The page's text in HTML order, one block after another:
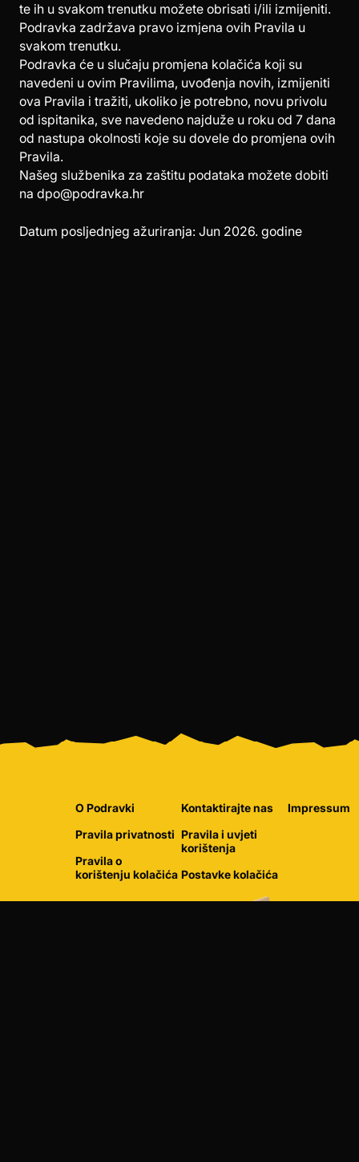
te ih u svakom trenutku možete obrisati i/ili izmijeniti.
Podravka zadržava pravo izmjena ovih Pravila u
svakom trenutku.
Podravka će u slučaju promjena kolačića koji su
navedeni u ovim Pravilima, uvođenja novih, izmijeniti
ova Pravila i tražiti, ukoliko je potrebno, novu privolu
od ispitanika, sve navedeno najduže u roku od 7 dana
od nastupa okolnosti koje su dovele do promjena ovih
Pravila.
Našeg službenika za zaštitu podataka možete dobiti
na dpo@podravka.hr
Datum posljednjeg ažuriranja: Jun 2026. godine
O Podravki
Pravila privatnosti
Pravila o
korištenju kolačića
Kontaktirajte nas
Pravila i uvjeti
korištenja
Postavke kolačića
Impressum